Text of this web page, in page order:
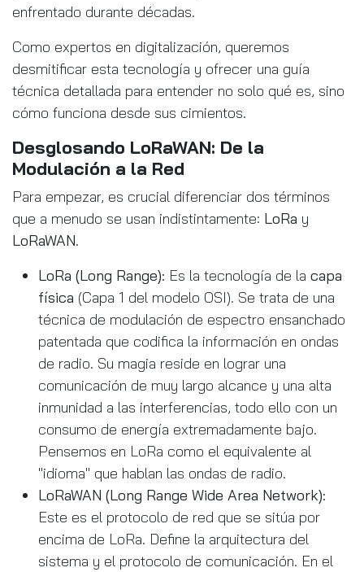
enfrentado durante décadas.
Como expertos en digitalización, queremos
desmitificar esta tecnología y ofrecer una guía
técnica detallada para entender no solo qué es, sino
cómo funciona desde sus cimientos.
Desglosando LoRaWAN: De la
Modulación a la Red
Para empezar, es crucial diferenciar dos términos
que a menudo se usan indistintamente: LoRa y
LoRaWAN.
LoRa (Long Range): Es la tecnología de la capa
física (Capa 1 del modelo OSI). Se trata de una
técnica de modulación de espectro ensanchado
patentada que codifica la información en ondas
de radio. Su magia reside en lograr una
comunicación de muy largo alcance y una alta
inmunidad a las interferencias, todo ello con un
consumo de energía extremadamente bajo.
Pensemos en LoRa como el equivalente al
"idioma" que hablan las ondas de radio.
LoRaWAN (Long Range Wide Area Network):
Este es el protocolo de red que se sitúa por
encima de LoRa. Define la arquitectura del
sistema y el protocolo de comunicación. En el